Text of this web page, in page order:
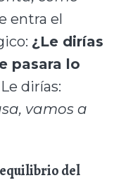
entra el
¿Le dirías
pasara lo
dirías:
vamos a
equilibrio del